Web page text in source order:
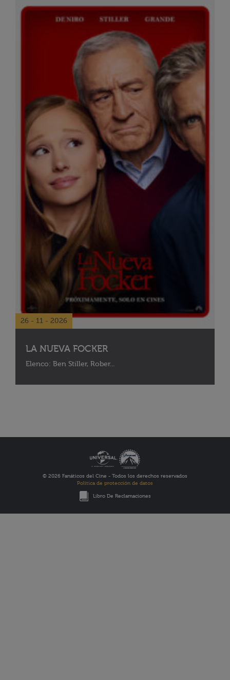
26 - 11 - 2026
LA NUEVA FOCKER
Elenco: Ben Stiller, Rober...
© 2026 Fanáticos del Cine - Todos los derechos reservados
Política de protección de datos
Libro De Reclamaciones